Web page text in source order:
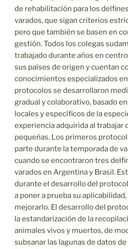
de rehabilitación para los
varados, que sigan criterios
pero que también se basen en
gestión. Todos los colegas
trabajado durante años en
sus países de origen y cuentan
conocimientos especializados
protocolos se desarrollaron
gradual y colaborativo, basado
locales y específicos de la
experiencia adquirida al trabajar
pequeñas. Los primeros
parte durante la temporada de
cuando se encontraron tres
varados en Argentina y Brasil.
durante el desarrollo del
a poner a prueba su
mejorarlo. El desarrollo del
la estandarización de la
animales vivos y muertos, de
subsanar las lagunas de datos